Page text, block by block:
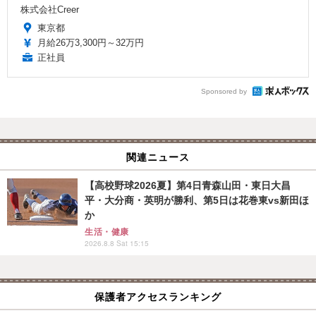
株式会社Creer
東京都
月給26万3,300円～32万円
正社員
Sponsored by
関連ニュース
【高校野球2026夏】第4日青森山田・東日大昌
平・大分商・英明が勝利、第5日は花巻東vs新田ほ
か
生活・健康
2026.8.8 Sat 15:15
保護者アクセスランキング